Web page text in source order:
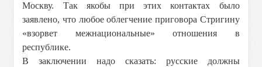
Москву. Так якобы при этих контактах было
заявлено, что любое облегчение приговора Стригину
«взорвет межнациональные» отношения в
республике.
В заключении надо сказать: русские должны